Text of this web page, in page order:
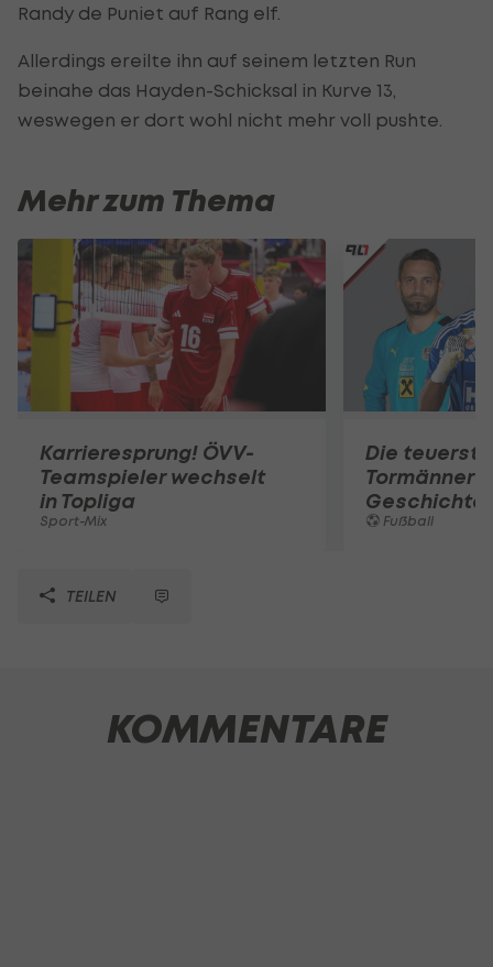
Randy de Puniet auf Rang elf.
Allerdings ereilte ihn auf seinem letzten Run
beinahe das Hayden-Schicksal in Kurve 13,
weswegen er dort wohl nicht mehr voll pushte.
Mehr zum Thema
Karrieresprung! ÖVV-
Teamspieler wechselt
in Topliga
Sport-Mix
Die
Tormänner
Geschichte
Fußball
TEILEN
KOMMENTARE